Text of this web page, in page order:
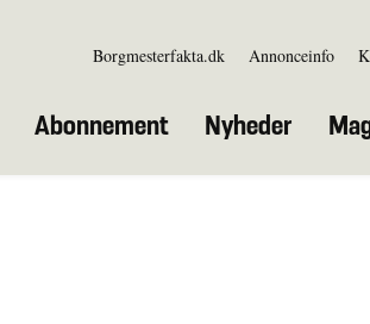
Borgmesterfakta.dk Annonceinfo
Abonnement Nyheder